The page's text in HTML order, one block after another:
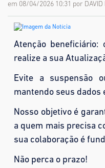
em 08/04/2026 10:31 por DAVID
Atenção
realize a sua
Evite a suspensão
mantendo seus dados
Nosso objetivo é
a quem mais precisa
sua colaboração é
Não perca o prazo!